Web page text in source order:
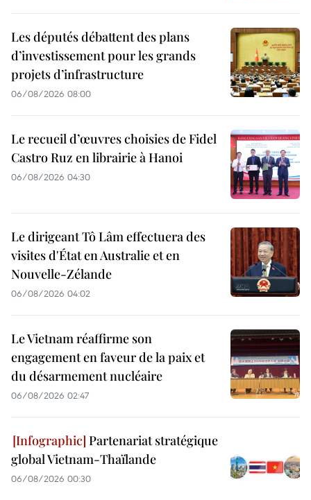
Les députés débattent des plans
d’investissement pour les grands
projets d’infrastructure
06/08/2026 08:00
Le recueil d’œuvres choisies de Fidel
Castro Ruz en librairie à Hanoi
06/08/2026 04:30
Le dirigeant Tô Lâm effectuera des
visites d'État en Australie et en
Nouvelle-Zélande
06/08/2026 04:02
Le Vietnam réaffirme son
engagement en faveur de la paix et
du désarmement nucléaire
06/08/2026 02:47
Partenariat stratégique
global Vietnam-Thaïlande
06/08/2026 00:30